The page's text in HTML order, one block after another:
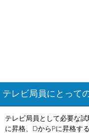
テレビ局員にとって
テレビ局員として必要な
に昇格、DからPに昇格す